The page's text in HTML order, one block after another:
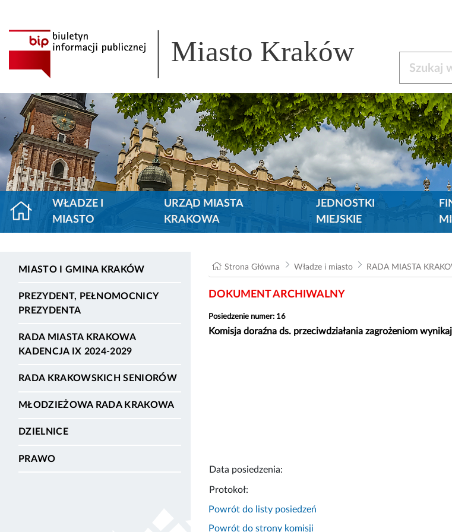
Miasto Kraków
WŁADZE I
MIASTO
URZĄD MIASTA
KRAKOWA
JEDNOSTKI
MIEJSKIE
MIASTO I GMINA KRAKÓW
PREZYDENT, PEŁNOMOCNICY
PREZYDENTA
RADA MIASTA KRAKOWA
KADENCJA IX 2024-2029
RADA KRAKOWSKICH SENIORÓW
MŁODZIEŻOWA RADA KRAKOWA
DZIELNICE
PRAWO
Strona Główna Władze i miasto RADA MIASTA
DOKUMENT ARCHIWALNY
Posiedzenie numer: 16
Komisja doraźna ds. przeciwdziałania zagrożeniom
Data posiedzenia:
Protokoł:
Powrót do listy posiedzeń
Powrót do strony komisji